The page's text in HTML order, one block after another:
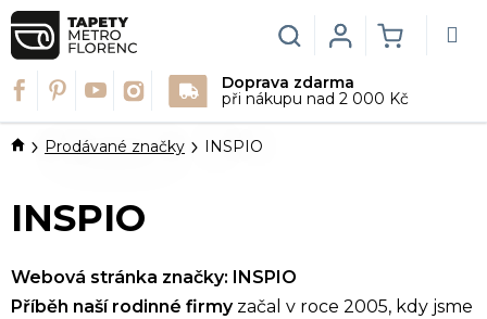
Přejít
na
obsah
Doprava zdarma
při nákupu nad 2 000 Kč
Hledat
KOŠÍK
Login
DomůProdávané značky INSPIO
INSPIO
Webová stránka značky:
INSPIO
Příběh naší rodinné firmyzačal v roce 2005, kdy jsme